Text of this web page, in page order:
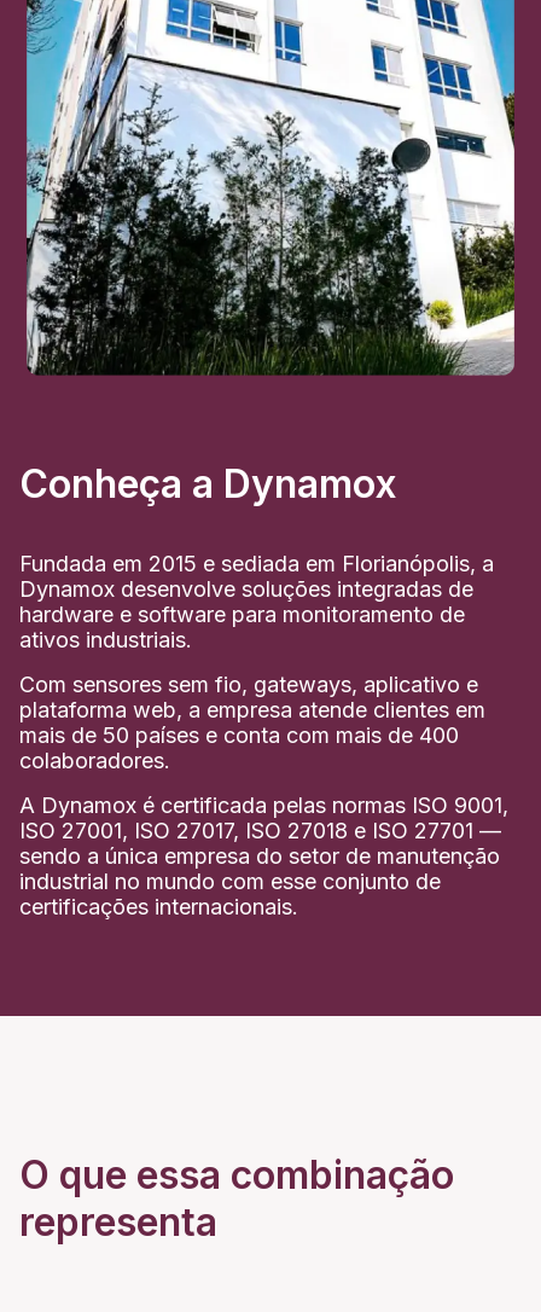
Conheça a Dynamox
Fundada em 2015 e sediada em Florianópolis, a
Dynamox desenvolve soluções integradas de
hardware e software para monitoramento de
ativos industriais.
Com sensores sem fio, gateways, aplicativo e
plataforma web, a empresa atende clientes em
mais de 50 países e conta com mais de 400
colaboradores.
A Dynamox é certificada pelas normas ISO 9001,
ISO 27001, ISO 27017, ISO 27018 e ISO 27701 —
sendo a única empresa do setor de manutenção
industrial no mundo com esse conjunto de
certificações internacionais.
O que essa combinação
representa